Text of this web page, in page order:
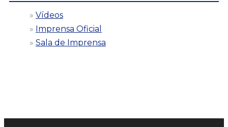
Vídeos
Imprensa Oficial
Sala de Imprensa